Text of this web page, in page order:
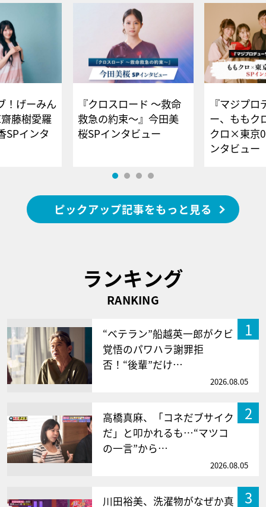
！げーみん
藤樹愛羅
SPインタ
『クロスロード ～救命
救急の約束～』今田美
桜SPインタビュー
『マジプロ
ー、ももク
クロ×東京
ンタビュー
ピックアップ記事をもっと見る
ランキング
RANKING
1
“ベテラン”船越英一郎がクビ
覚悟のパワハラ謝罪拒
否！“後輩”だけ…
2026.08.05
2
高橋真麻、「コネだブサイク
だ」と叩かれるも…“マツコ
の一言”から…
2026.08.05
3
川田裕美、洗濯物がなぜか真